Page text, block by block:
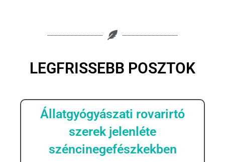
LEGFRISSEBB POSZTOK
Állatgyógyászati rovarirtó
szerek jelenléte
széncinegefészkekben